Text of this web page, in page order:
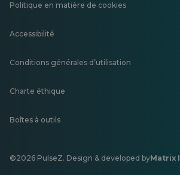
Politique en matière de cookies
Accessibilité
Conditions générales d’utilisation
Charte éthique
Boîtes à outils
©2026 PulseZ. Design & developed byMatrix
S'ouvre